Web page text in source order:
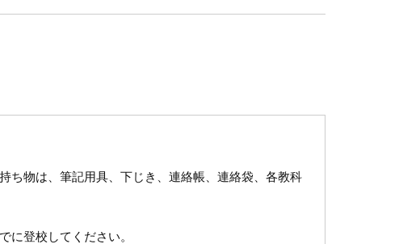
ち物は、筆記用具、下じき、連絡帳、連絡袋、各教科
に登校してください。